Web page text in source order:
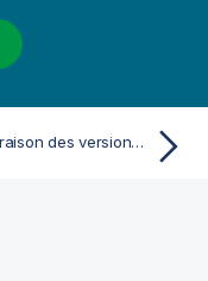
Comparaison des versions de Qlik Sense